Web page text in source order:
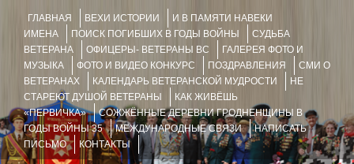
ГЛАВНАЯ ВЕХИ ИСТОРИИ
И В ПАМЯТИ НАВЕКИ
ИМЕНА
ПОИСК ПОГИБШИХ В ГОДЫ ВОЙНЫ
СУДЬБА
ВЕТЕРАНА
ОФИЦЕРЫ- ВЕТЕРАНЫ ВС
ГАЛЕРЕЯ ФОТО И
МУЗЫКА
ФОТО И ВИДЕО КОНКУРС ПОЗДРАВЛЕНИЯ
СМИ О
ВЕТЕРАНАХ
КАЛЕНДАРЬ ВЕТЕРАНСКОЙ МУДРОСТИ
НЕ
СТАРЕЮТ ДУШОЙ ВЕТЕРАНЫ
КАК ЖИВЁШЬ
«ПЕРВИЧКА»
СОЖЖЁННЫЕ ДЕРЕВНИ ГРОДНЕНЩИНЫ В
ГОДЫ ВОЙНЫ 35
МЕЖДУНАРОДНЫЕ СВЯЗИ
НАПИСАТЬ
ПИСЬМО
КОНТАКТЫ